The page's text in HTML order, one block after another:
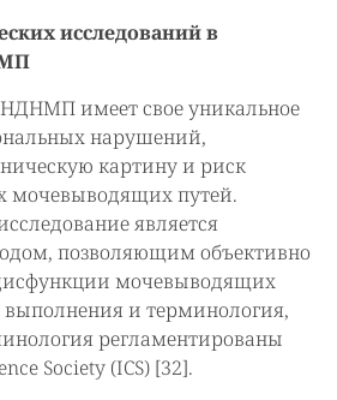
исследований в
имеет свое уникальное
нарушений,
картину и риск
мочевыводящих путей.
является
позволяющим объективно
мочевыводящих
выполнения и терминология,
регламентированы
Society (ICS) [32].